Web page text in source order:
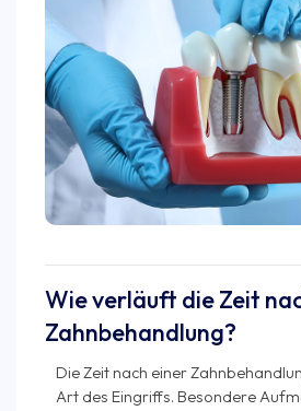
Wie verläuft die Zeit
Zahnbehandlung?
Die Zeit nach einer
Art des Eingriffs. Besondere